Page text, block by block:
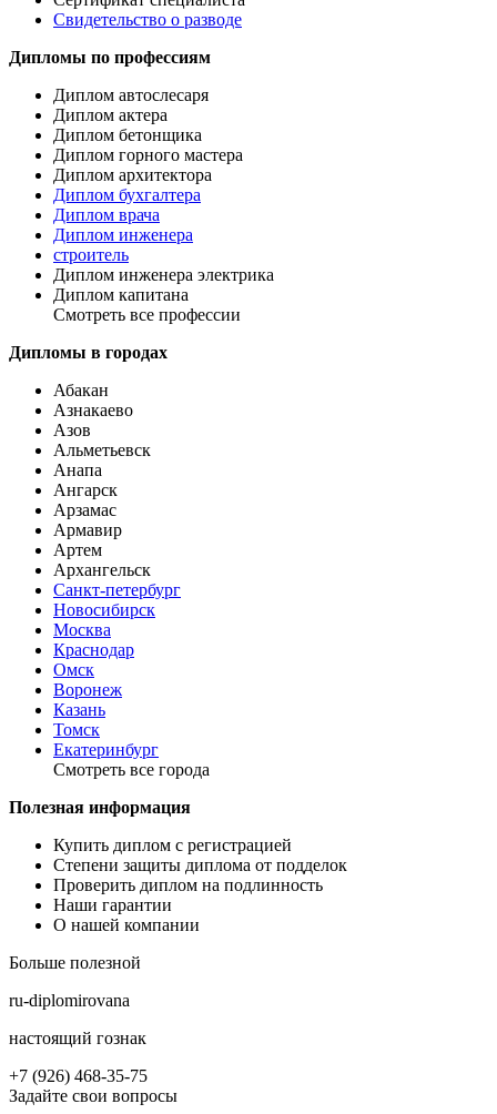
Свидетельство о разводе
Дипломы по профессиям
Диплом автослесаря
Диплом актера
Диплом бетонщика
Диплом горного мастера
Диплом архитектора
Диплом бухгалтера
Диплом врача
Диплом инженера
строитель
Диплом инженера электрика
Диплом капитана
Смотреть все профессии
Дипломы в городах
Абакан
Азнакаево
Азов
Альметьевск
Анапа
Ангарск
Арзамас
Армавир
Артем
Архангельск
Санкт-петербург
Новосибирск
Москва
Краснодар
Омск
Воронеж
Казань
Томск
Екатеринбург
Смотреть все города
Полезная информация
Купить диплом с регистрацией
Степени защиты диплома от подделок
Проверить диплом на подлинность
Наши гарантии
О нашей компании
Больше полезной
ru-diplomirovana
настоящий гознак
+7 (926) 468-35-75
Задайте свои вопросы